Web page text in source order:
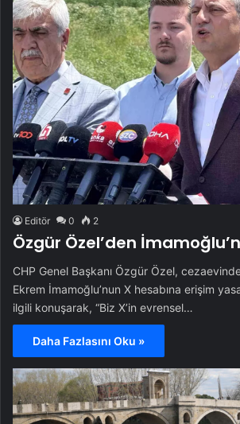
Editör 0 2
Özgür Özel’den
CHP Genel Başkanı Özgür Özel,
Ekrem İmamoğlu’nun X hesabına erişim
ilgili konuşarak, “Biz X’in evrensel…
Daha Fazlasını Oku »